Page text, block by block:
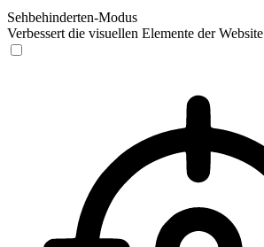
Sehbehinderten-Modus
Verbessert die visuellen Elemente der Website